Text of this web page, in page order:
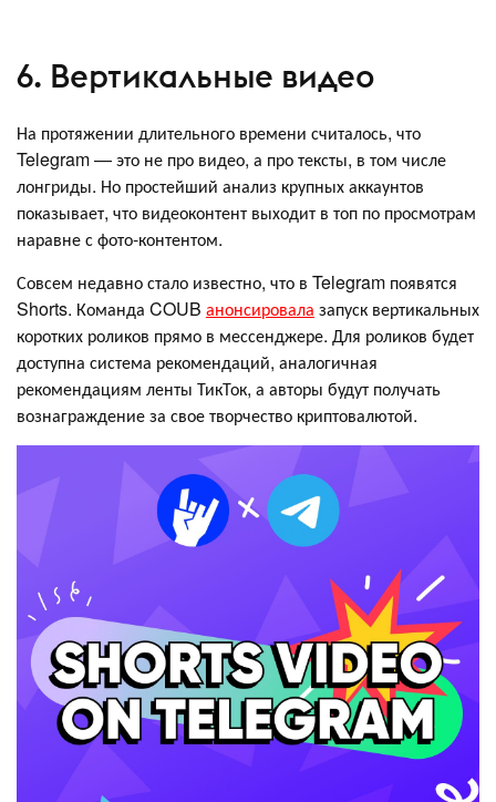
6. Вертикальные видео
На протяжении длительного времени считалось, что
Telegram — это не про видео, а про тексты, в том числе
лонгриды. Но простейший анализ крупных аккаунтов
показывает, что видеоконтент выходит в топ по просмотрам
наравне с фото-контентом.
Совсем недавно стало известно, что в Telegram появятся
Shorts. Команда COUB анонсировала запуск вертикальных
коротких роликов прямо в мессенджере. Для роликов будет
доступна система рекомендаций, аналогичная
рекомендациям ленты ТикТок, а авторы будут получать
вознаграждение за свое творчество криптовалютой.